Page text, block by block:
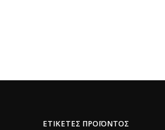
ΕΤΙΚΈΤΕΣ ΠΡΟΪΌΝΤΟΣ